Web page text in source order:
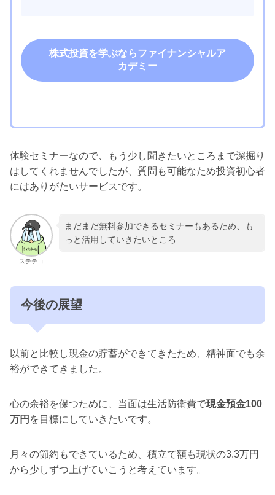
株式投資を学ぶならファイナンシャルア
カデミー
体験セミナーなので、もう少し聞きたいところまで深掘り
はしてくれませんでしたが、質問も可能なため投資初心者
にはありがたいサービスです。
ステテコ
まだまだ無料参加できるセミナーもあるため、も
っと活用していきたいところ
今後の展望
以前と比較し現金の貯蓄ができてきたため、精神面でも余
裕ができてきました。
心の余裕を保つために、当面は生活防衛費で現金預金100
万円 を目標にしていきたいです。
月々の節約もできているため、積立て額も現状の3.3万円
から少しずつ上げていこうと考えています。